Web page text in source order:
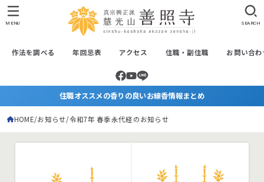
作法を調べる 年回忌表 アクセス 住職・副住職 お問い合
SEARCH
MENU
住職オススメの香りの良いお線香情報まとめ
HOME お知らせ 令和7年 春季永代経のお知らせ